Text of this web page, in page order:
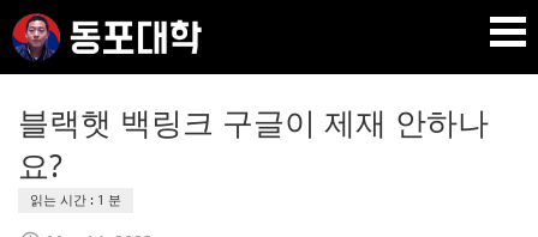
Skip
to
content
DPU SEO
재미 동포 사업가의 실전 온라인 사업 강의 🇰🇷 🇺🇸
블랙햇 백링크 구글이 제재 안하나
요?